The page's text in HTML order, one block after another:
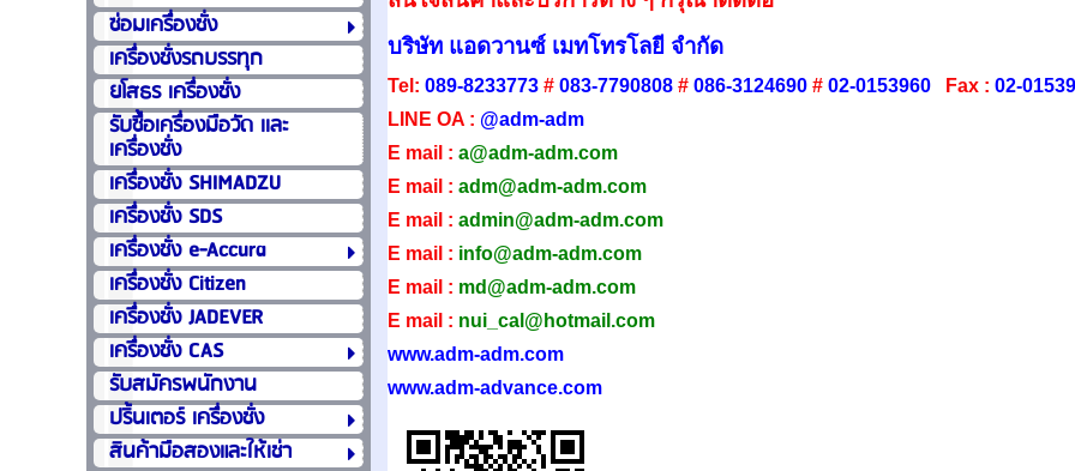
ซ่อมเครื่องชั่ง
เครื่องชั่งรถบรรทุก
ยโสธร เครื่องชั่ง
รับซื้อเครื่องมือวัด เเละ
เครื่องชั่ง
เครื่องชั่ง SHIMADZU
เครื่องชั่ง SDS
เครื่องชั่ง e-Accura
เครื่องชั่ง Citizen
เครื่องชั่ง JADEVER
เครื่องชั่ง CAS
รับสมัครพนักงาน
ปริ้นเตอร์ เครื่องชั่ง
สินค้ามือสองและให้เช่า
บริษัท แอดวานซ์ เมทโทรโลยี จำกัด
Tel: 089-8233773# 083-7790808# 086-3124690# 02-0153960Fax : 02-
LINE OA : @adm-adm
E mail : a@adm-adm.com
E mail : adm@adm-adm.com
E mail : admin@adm-ad m.com
E mail : info@adm-adm.com
E mail : md@adm-adm.com
E mail : nui_cal@hotmail.com
www.adm-adm.com
www.adm-advance.com